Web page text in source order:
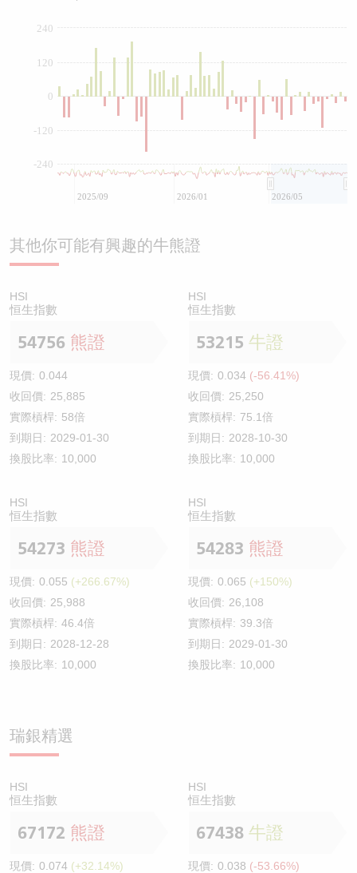
0
-240
-120
120
240
2025/09 2026/01 2026/05
其他你可能有興趣的牛熊證
HSI
恒生指數
54756 熊證
現價: 0.044
收回價: 25,885
實際槓桿: 58倍
到期日: 2029-01-30
換股比率: 10,000
HSI
恒生指數
53215 牛證
現價: 0.034 (-56.41%)
收回價: 25,250
實際槓桿: 75.1倍
到期日: 2028-10-30
換股比率: 10,000
HSI
恒生指數
54273 熊證
現價: 0.055 (+266.67%)
收回價: 25,988
實際槓桿: 46.4倍
到期日: 2028-12-28
換股比率: 10,000
HSI
恒生指數
54283 熊證
現價: 0.065 (+150%)
收回價: 26,108
實際槓桿: 39.3倍
到期日: 2029-01-30
換股比率: 10,000
瑞銀精選
HSI
恒生指數
67172 熊證
現價: 0.074 (+32.14%)
HSI
恒生指數
67438 牛證
現價: 0.038 (-53.66%)